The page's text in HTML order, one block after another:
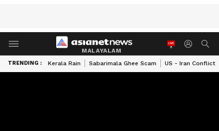
MALAYALAM
TRENDING : Kerala Rain Sabarimala Ghee Scam US - Iran Conflict